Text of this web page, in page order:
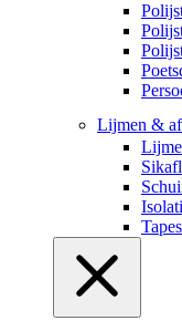
Lijmen &
Tapes